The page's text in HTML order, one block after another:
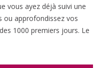
vous ayez déjà suivi une
ou approfondissez vos
1000 premiers jours. Le